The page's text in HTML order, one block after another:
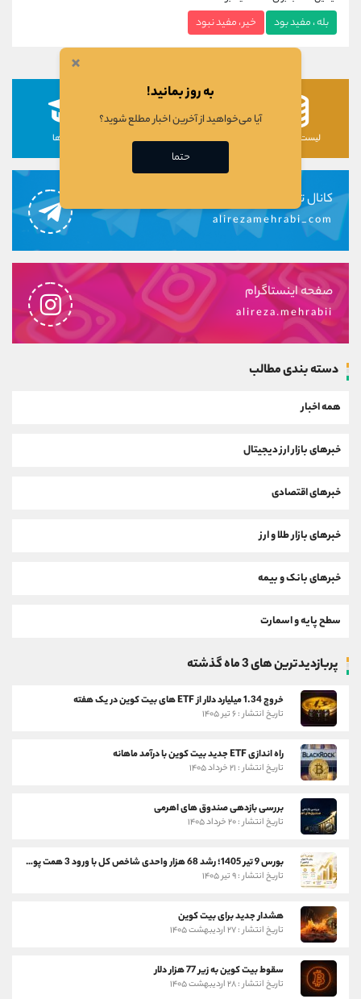
بله ، مفید بود خیر ، مفید نبود
لیست رمزارزها لیست سهام ها دوره ها
کانال تلگرام
alirezamehrabi_com
صفحه اینستاگرام
alireza.mehrabii
دسته بندی مطالب
همه اخبار
خبرهای بازار ارز دیجیتال
خبرهای اقتصادی
خبرهای بازار طلا و ارز
خبرهای بانک و بیمه
سطح پایه و اسمارت
پربازدیدترین های 3 ماه گذشته
خروج 1.34 میلیارد دلار از ETF های بیت کوین در یک هفته
تاریخ انتشار : ۶ تیر ۱۴۰۵
راه اندازی ETF جدید بیت کوین با درآمد ماهانه
تاریخ انتشار : ۲۱ خرداد ۱۴۰۵
بررسی بازدهی صندوق های اهرمی
تاریخ انتشار : ۲۰ خرداد ۱۴۰۵
بورس 9 تیر 1405؛ رشد 68 هزار واحدی شاخص کل با ورود 3 همت پول حقیقی
تاریخ انتشار : ۹ تیر ۱۴۰۵
هشدار جدید برای بیت کوین
تاریخ انتشار : ۲۷ اردیبهشت ۱۴۰۵
سقوط بیت کوین به زیر 77 هزار دلار
تاریخ انتشار : ۲۸ اردیبهشت ۱۴۰۵
×
به روز بمانید!
آیا می‌خواهید از آخرین اخبار مطلع شوید؟
حتما